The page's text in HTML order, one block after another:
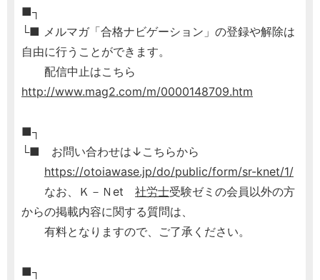
■┐
└■ メルマガ「合格ナビゲーション」の登録や解除は
自由に行うことができます。
配信中止はこちら
http://www.mag2.com/m/0000148709.htm
■┐
└■ お問い合わせは↓こちらから
https://otoiawase.jp/do/public/form/sr-knet/1/
なお、Ｋ－Ｎet 社労士受験ゼミの会員以外の方
からの掲載内容に関する質問は、
有料となりますので、ご了承ください。
■┐